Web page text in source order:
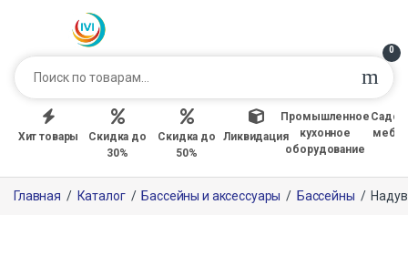
0
Хит товары
Скидка до
30%
Скидка до
50%
Ликвидация
Промышленное
кухонное
оборудование
Главная / Каталог / Бассейны и аксессуары / Бассейны /